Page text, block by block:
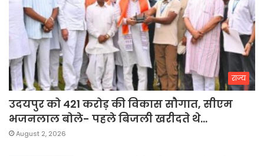
राज्य
उदयपुर को 421 करोड़ की विकास सौगात, सीएम
भजनलाल बोले- पहले बिजली खरीदते थे…
August 2, 2026